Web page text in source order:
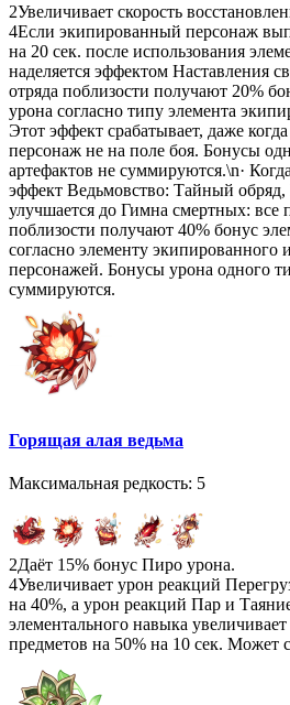
2Увеличивает скорость
4Если экипированный персонаж
на 20 сек. после использования
наделяется эффектом Наставления
отряда поблизости получают 20%
урона согласно типу элемента
Этот эффект срабатывает, даже
персонаж не на поле боя. Бонусы
артефактов не суммируются.\n·
эффект Ведьмовство: Тайный обряд,
улучшается до Гимна смертных: все
поблизости получают 40% бонус
согласно элементу экипированного
персонажей. Бонусы урона одного
суммируются.
Горящая алая ведьма
Максимальная редкость: 5
2Даёт 15% бонус Пиро урона.
4Увеличивает урон реакций
на 40%, а урон реакций Пар и
элементального навыка
предметов на 50% на 10 сек. Может